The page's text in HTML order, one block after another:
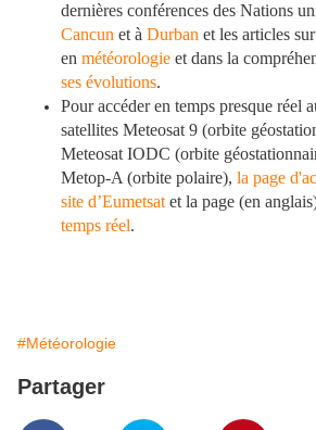
dernières conférences des Nations
Cancun et à Durban et les articles
en météorologie et dans la
ses évolutions.
Pour accéder en temps presque réel
satellites Meteosat 9 (orbite
Meteosat IODC (orbite
Metop-A (orbite polaire), la page
site d’Eumetsat et la page (en
temps réel.
#Météorologie
Partager